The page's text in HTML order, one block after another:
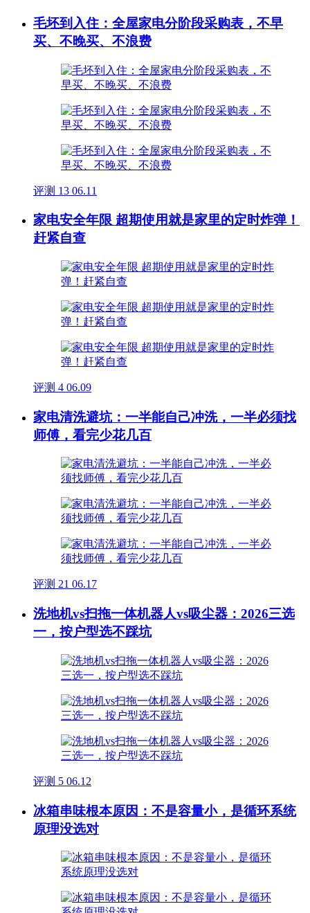
毛坯到入住：全屋家电分阶段采购表，不早
买、不晚买、不浪费
评测 13 06.11
家电安全年限 超期使用就是家里的定时炸弹！
赶紧自查
评测 4 06.09
家电清洗避坑：一半能自己冲洗，一半必须找
师傅，看完少花几百
评测 21 06.17
洗地机vs扫拖一体机器人vs吸尘器：2026三选
一，按户型选不踩坑
评测 5 06.12
冰箱串味根本原因：不是容量小，是循环系统
原理没选对